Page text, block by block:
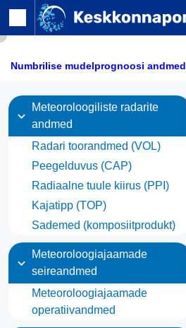
Numbrilise mudelprognoosi andmed
expand_more
Meteoroloogiliste radarite
andmed
Radari toorandmed (VOL)
Peegelduvus (CAP)
Radiaalne tuule kiirus (PPI)
Kajatipp (TOP)
Sademed (komposiitprodukt)
expand_more
Meteoroloogiajaamade
seireandmed
Meteoroloogiajaamade
operatiivandmed